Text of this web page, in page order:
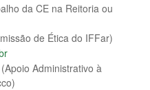
da CE na Reitoria ou
de Ética do IFFar)
Administrativo à